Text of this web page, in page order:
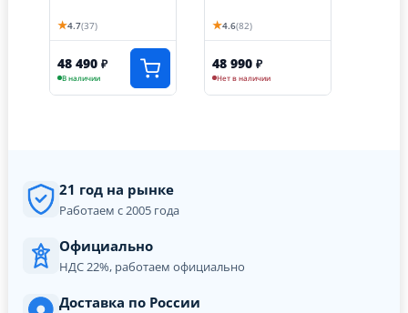
(Ижтехмаш)
(НАБОР с ПЛУГОМ)
★4.7(37)
48 490 ₽
В наличии
★4.6(82)
48 990 ₽
Нет в наличии
21 год на рынке
Работаем с 2005 года
Официально
НДС 22%, работаем официально
Доставка по России